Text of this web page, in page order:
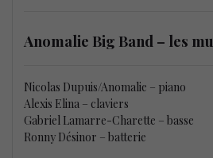
Anomalie Big Band – les
Nicolas Dupuis/Anomalie – piano
Alexis Elina – claviers
Gabriel Lamarre-Charette – basse
Ronny Désinor – batterie